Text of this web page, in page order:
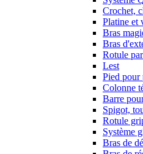
Crochet,
Platine et
Bras
Bras
Rotule
Lest
Pied pour
Colonne
Barre
Spigot,
Rotule
Système
Bras de